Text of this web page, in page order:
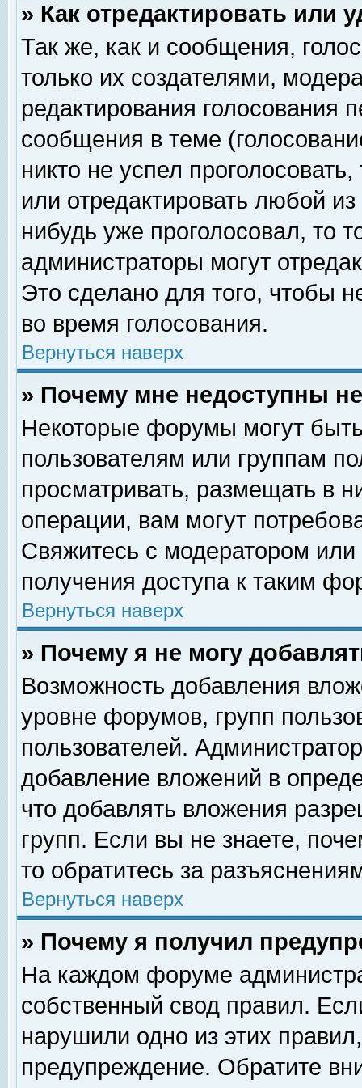
» Как отредактировать или
Так же, как и сообщения,
только их создателями,
редактирования голосования
сообщения в теме
никто не успел
или отредактировать любой
нибудь уже проголосовал, то
администраторы могут
Это сделано для того, чтобы
во время голосования.
Вернуться наверх
» Почему мне недоступны
Некоторые форумы могут
пользователям или группам
просматривать, размещать в
операции, вам могут
Свяжитесь с модератором
получения доступа к таким
Вернуться наверх
» Почему я не могу
Возможность добавления
уровне форумов, групп
пользователей.
добавление вложений в
что добавлять вложения
групп. Если вы не знаете,
то обратитесь за
Вернуться наверх
» Почему я получил
На каждом форуме
собственный свод правил.
нарушили одно из этих
предупреждение. Обратите